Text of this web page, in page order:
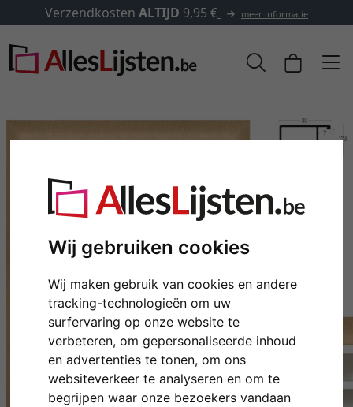
Wij gebruiken cookies
Wij maken gebruik van cookies en andere
tracking-technologieën om uw
surfervaring op onze website te
verbeteren, om gepersonaliseerde inhoud
en advertenties te tonen, om ons
websiteverkeer te analyseren en om te
begrijpen waar onze bezoekers vandaan
✓500.000 artikelen om uit te kiezen
Terug